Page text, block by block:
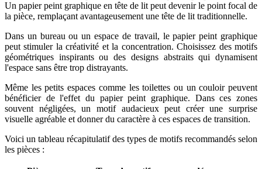
Un papier peint graphique en tête de lit peut devenir le point focal de
la pièce, remplaçant avantageusement une tête de lit traditionnelle.
Dans un bureau ou un espace de travail, le papier peint graphique
peut stimuler la créativité et la concentration. Choisissez des motifs
géométriques inspirants ou des designs abstraits qui dynamisent
l'espace sans être trop distrayants.
Même les petits espaces comme les toilettes ou un couloir peuvent
bénéficier de l'effet du papier peint graphique. Dans ces zones
souvent négligées, un motif audacieux peut créer une surprise
visuelle agréable et donner du caractère à ces espaces de transition.
Voici un tableau récapitulatif des types de motifs recommandés selon
les pièces :